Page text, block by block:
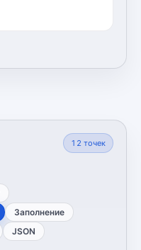
12 точек
Заполнение
JSON